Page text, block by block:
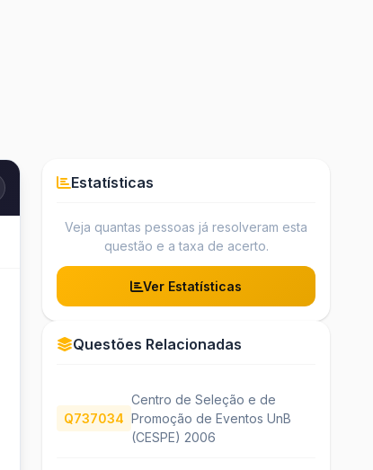
Estatísticas
Veja quantas pessoas já resolveram esta
questão e a taxa de acerto.
Ver Estatísticas
Questões Relacionadas
Q737034
Centro de Seleção e de
Promoção de Eventos UnB
(CESPE) 2006